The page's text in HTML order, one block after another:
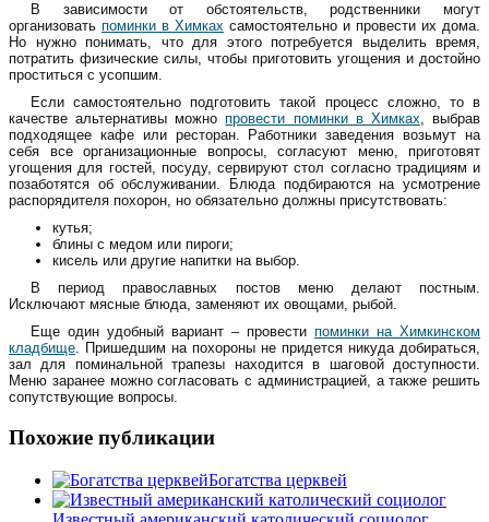
В зависимости от обстоятельств, родственники могут
организовать поминки в Химках самостоятельно и провести их дома.
Но нужно понимать, что для этого потребуется выделить время,
потратить физические силы, чтобы приготовить угощения и достойно
проститься с усопшим.
Если самостоятельно подготовить такой процесс сложно, то в
качестве альтернативы можнопровести поминки в Химках, выбрав
подходящее кафе или ресторан. Работники заведения возьмут на
себя все организационные вопросы, согласуют меню, приготовят
угощения для гостей, посуду, сервируют стол согласно традициям и
позаботятся об обслуживании. Блюда подбираются на усмотрение
распорядителя похорон, но обязательно должны присутствовать:
кутья;
блины с медом или пироги;
кисель или другие напитки на выбор.
В период православных постов меню делают постным.
Исключают мясные блюда, заменяют их овощами, рыбой.
Еще один удобный вариант – провести поминки на Химкинском
кладбище. Пришедшим на похороны не придется никуда добираться,
зал для поминальной трапезы находится в шаговой доступности.
Меню заранее можно согласовать с администрацией, а также решить
сопутствующие вопросы.
Похожие публикации
Богатства церквей